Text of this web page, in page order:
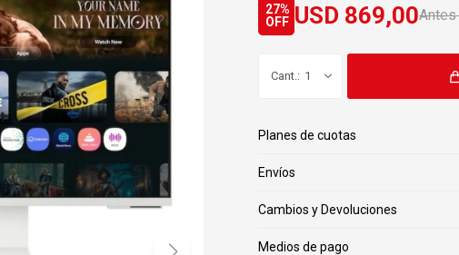
USD 869,00
27
1
Planes de cuotas
Envíos
Cambios y Devoluciones
Medios de pago